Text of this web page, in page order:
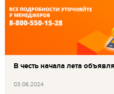
В честь начала лета
03.06.2024